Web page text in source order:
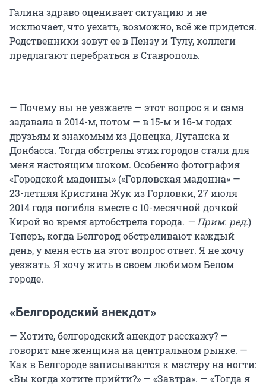
Галина здраво оценивает ситуацию и не
исключает, что уехать, возможно, всё же придется.
Родственники зовут ее в Пензу и Тулу, коллеги
предлагают перебраться в Ставрополь.
— Почему вы не уезжаете — этот вопрос я и сама
задавала в 2014-м, потом — в 15-м и 16-м годах
друзьям и знакомым из Донецка, Луганска и
Донбасса. Тогда обстрелы этих городов стали для
меня настоящим шоком. Особенно фотография
«Городской мадонны» («Горловская мадонна» —
23-летняя Кристина Жук из Горловки, 27 июля
2014 года погибла вместе с 10-месячной дочкой
Кирой во время артобстрела города. — Прим. ред.)
Теперь, когда Белгород обстреливают каждый
день, у меня есть на этот вопрос ответ. Я не хочу
уезжать. Я хочу жить в своем любимом Белом
городе.
«Белгородский анекдот»
— Хотите, белгородский анекдот расскажу? —
говорит мне женщина на центральном рынке. —
Как в Белгороде записываются к мастеру на ногти:
«Вы когда хотите прийти?» — «Завтра». — «Тогда я